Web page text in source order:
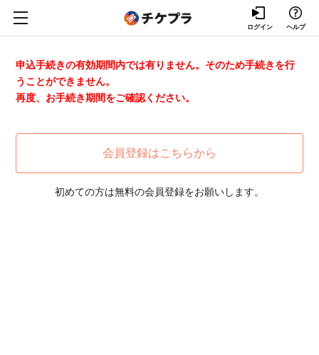
ログイン ヘルプ
申込手続きの有効期間内では有りません。そのため手続きを行
うことができません。
再度、お手続き期間をご確認ください。
会員登録はこちらから
初めての方は無料の会員登録をお願いします。